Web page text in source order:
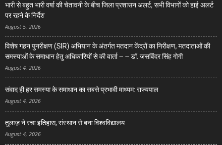
भारी से बहुत भारी वर्षा की चेतावनी के बीच जिला प्रशासन अलर्ट, सभी विभागों को हाई अलर्ट
पर रहने के निर्देश
August 5, 2026
विशेष गहन पुनरीक्षण (SIR) अभियान के अंतर्गत मतदान केंद्रों का निरीक्षण, मतदाताओं की
समस्याओं के समाधान हेतु अधिकारियों से की वार्ता – – डॉ. जसविंदर सिंह गोगी
August 4, 2026
संवाद ही हर समस्या के समाधान का सबसे प्रभावी माध्यम: राज्यपाल
August 4, 2026
तुलाज़ ने रचा इतिहास, संस्थान से बना विश्वविद्यालय
August 4, 2026